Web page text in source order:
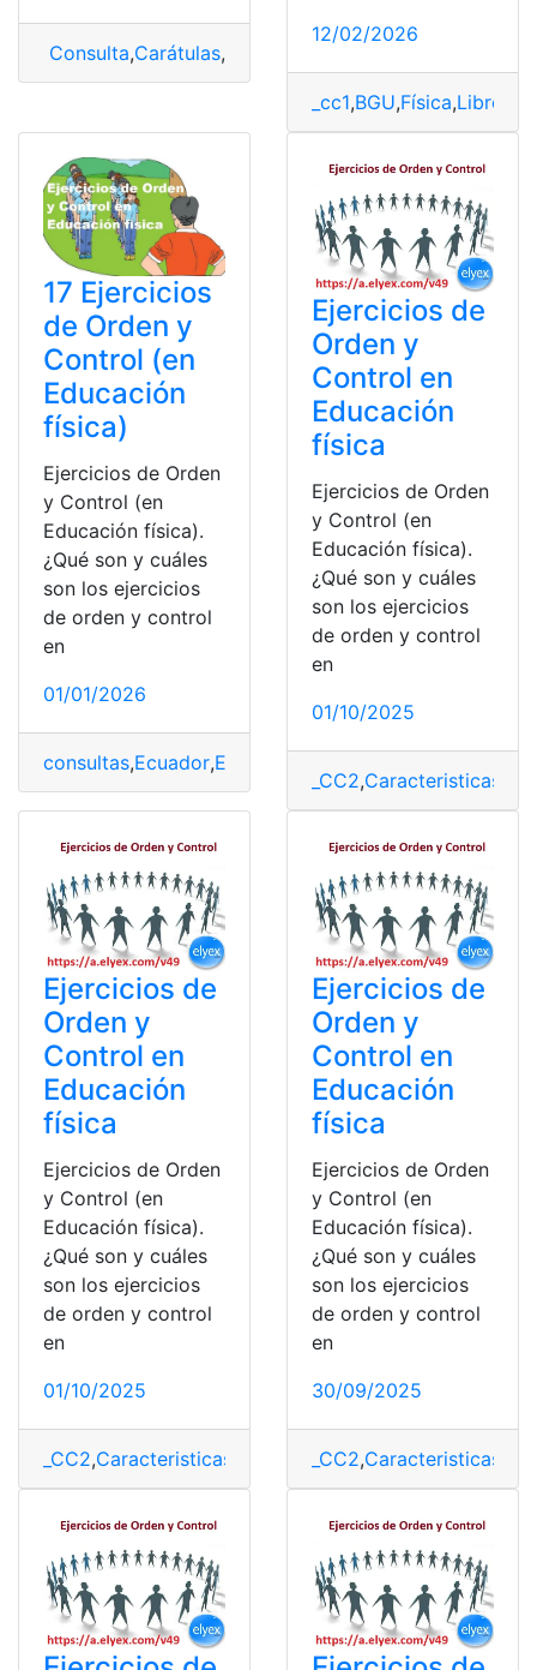
Consulta,Carátulas,
12/02/2026
_cc1,BGU,Física,Libro
17 Ejercicios
de Orden y
Control (en
Educación
física)
Ejercicios de Orden
y Control (en
Educación física).
¿Qué son y cuáles
son los ejercicios
de orden y control
en
01/01/2026
consultas,Ecuador,Educación física
Ejercicios de
Orden y
Control en
Educación
física
Ejercicios de Orden
y Control (en
Educación física).
¿Qué son y cuáles
son los ejercicios
de orden y control
en
01/10/2025
_CC2,Caracteristicas
Ejercicios de
Orden y
Control en
Educación
física
Ejercicios de Orden
y Control (en
Educación física).
¿Qué son y cuáles
son los ejercicios
de orden y control
en
01/10/2025
_CC2,Caracteristicas Educación física,
Ejercicios de
Orden y
Control en
Educación
física
Ejercicios de Orden
y Control (en
Educación física).
¿Qué son y cuáles
son los ejercicios
de orden y control
en
30/09/2025
_CC2,Caracteristicas